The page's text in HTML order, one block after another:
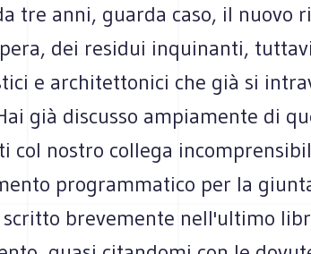
tre anni, guarda caso, il nuovo
dei residui inquinanti,
e architettonici che già si
già discusso ampiamente di
col nostro collega
programmatico per la
scritto brevemente nell'ultimo